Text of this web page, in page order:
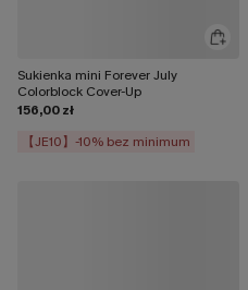
Sukienka mini Forever July
Colorblock Cover-Up
156,00 zł
【JE10】-10% bez minimum